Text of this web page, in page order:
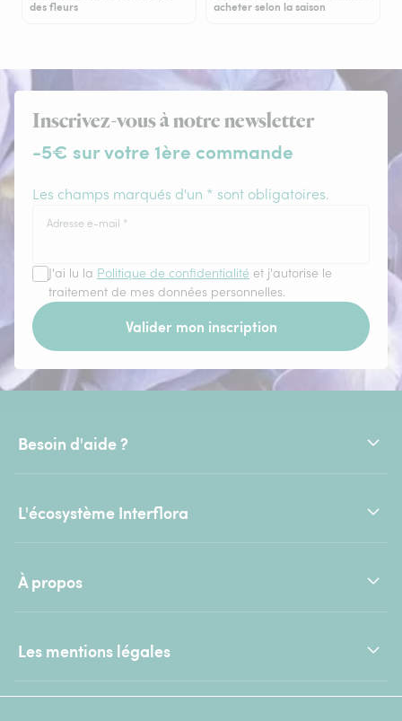
des fleurs
acheter selon la saison
Inscrivez-vous à notre newsletter
-5€ sur votre 1ère commande
Les champs marqués d'un * sont obligatoires.
Adresse e-mail *
J'ai lu la Politique de confidentialité et j'autorise le
traitement de mes données personnelles.
Valider mon inscription
Besoin d'aide ?
L'écosystème Interflora
À propos
Les mentions légales